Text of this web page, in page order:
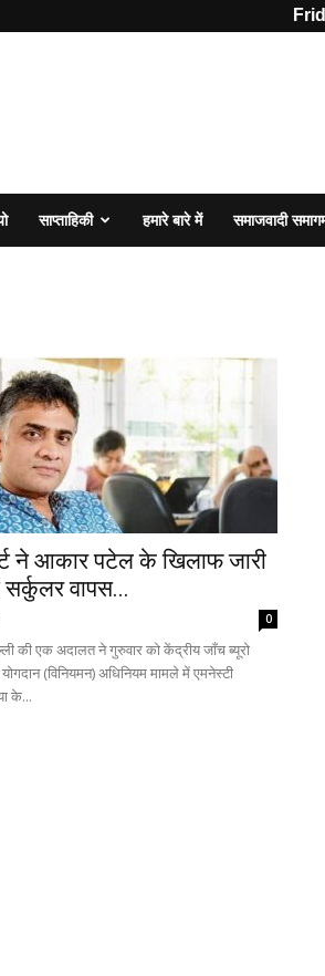
साप्ताहिकी हमारे बारे में समाजवादी
ने आकार पटेल के खिलाफ जारी
वापस...
0
की एक अदालत ने गुरुवार को केंद्रीय जाँच ब्यूरो
(विनियमन) अधिनियम मामले में एमनेस्टी
के...